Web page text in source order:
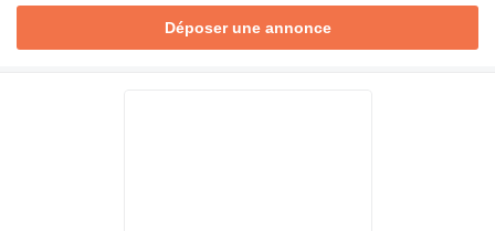
Déposer une annonce